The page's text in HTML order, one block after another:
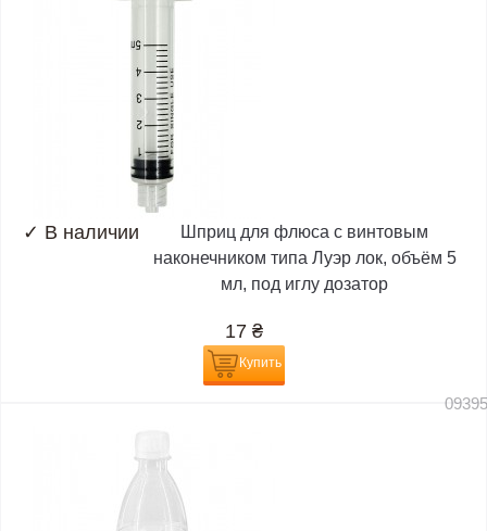
✓ В наличии
Шприц для флюса с винтовым
наконечником типа Луэр лок, объём 5
мл, под иглу дозатор
17 ₴
Купить